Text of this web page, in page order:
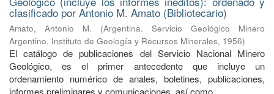
clasificado por Antonio M. Amato (Bibliotecario)
Amato, Antonio M. (Argentina. Servicio Geológico Minero
Argentino. Instituto de Geología y Recursos Minerales, 1956)
El catálogo de publicaciones del Servicio Nacional Minero
Geológico, es el primer antecedente que incluye un
ordenamiento numérico de anales, boletines, publicaciones,
informes preliminares y comunicaciones, así como ...